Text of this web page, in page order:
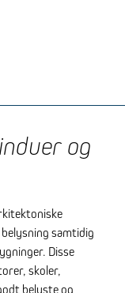
og
samtidig
Disse
skoler,
belyste og